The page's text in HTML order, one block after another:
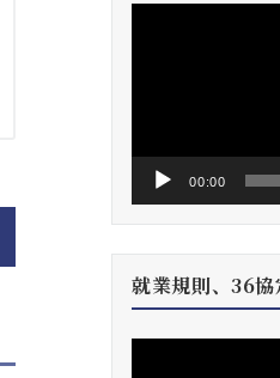
00:00
就業規則、36